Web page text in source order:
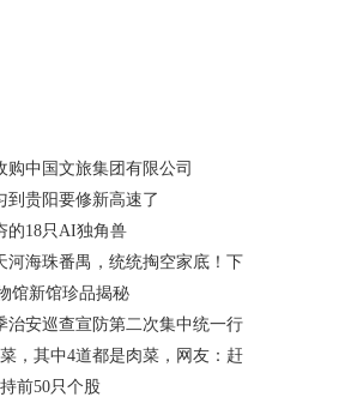
购中国文旅集团有限公司
到贵阳要修新高速了
的18只AI独角兽
河海珠番禺，统统掏空家底！下
馆新馆珍品揭秘
治安巡查宣防第二次集中统一行
，其中4道都是肉菜，网友：赶
前50只个股